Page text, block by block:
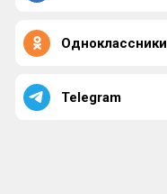
Одноклассники
Telegram